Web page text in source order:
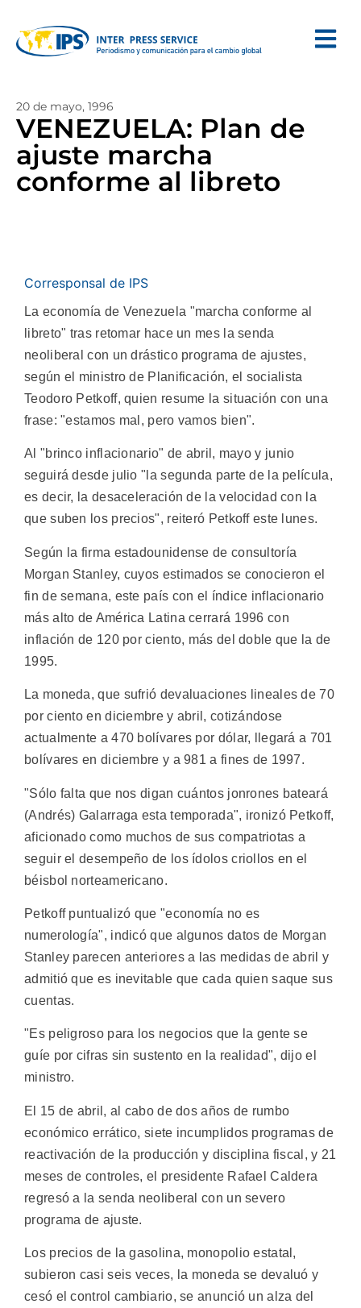
20 de mayo, 1996
VENEZUELA: Plan de
ajuste marcha
conforme al libreto
Corresponsal de IPS
La economía de Venezuela "marcha conforme al
libreto" tras retomar hace un mes la senda
neoliberal con un drástico programa de ajustes,
según el ministro de Planificación, el socialista
Teodoro Petkoff, quien resume la situación con una
frase: "estamos mal, pero vamos bien".
Al "brinco inflacionario" de abril, mayo y junio
seguirá desde julio "la segunda parte de la película,
es decir, la desaceleración de la velocidad con la
que suben los precios", reiteró Petkoff este lunes.
Según la firma estadounidense de consultoría
Morgan Stanley, cuyos estimados se conocieron el
fin de semana, este país con el índice inflacionario
más alto de América Latina cerrará 1996 con
inflación de 120 por ciento, más del doble que la de
1995.
La moneda, que sufrió devaluaciones lineales de 70
por ciento en diciembre y abril, cotizándose
actualmente a 470 bolívares por dólar, llegará a 701
bolívares en diciembre y a 981 a fines de 1997.
"Sólo falta que nos digan cuántos jonrones bateará
(Andrés) Galarraga esta temporada", ironizó Petkoff,
aficionado como muchos de sus compatriotas a
seguir el desempeño de los ídolos criollos en el
béisbol norteamericano.
Petkoff puntualizó que "economía no es
numerología", indicó que algunos datos de Morgan
Stanley parecen anteriores a las medidas de abril y
admitió que es inevitable que cada quien saque sus
cuentas.
"Es peligroso para los negocios que la gente se
guíe por cifras sin sustento en la realidad", dijo el
ministro.
El 15 de abril, al cabo de dos años de rumbo
económico errático, siete incumplidos programas de
reactivación de la producción y disciplina fiscal, y 21
meses de controles, el presidente Rafael Caldera
regresó a la senda neoliberal con un severo
programa de ajuste.
Los precios de la gasolina, monopolio estatal,
subieron casi seis veces, la moneda se devaluó y
cesó el control cambiario, se anunció un alza del